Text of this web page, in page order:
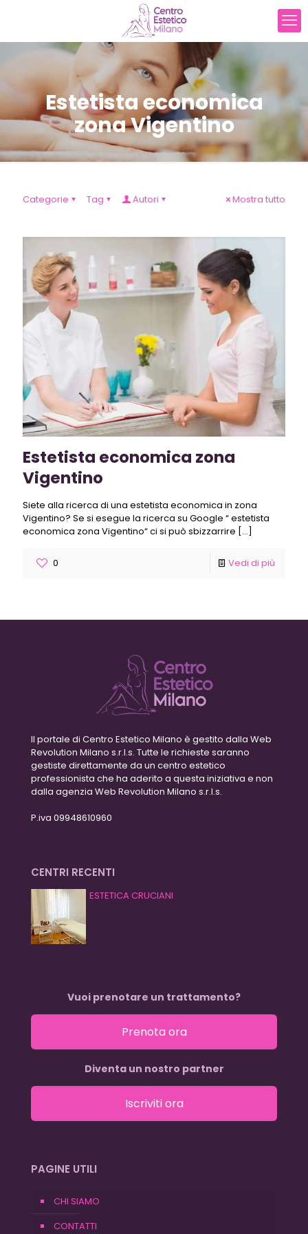
Estetista economica
zona Vigentino
Categorie Tag Autori Mostra tutto
Estetista economica zona
Vigentino
Siete alla ricerca di una estetista economica in zona
Vigentino? Se si esegue la ricerca su Google “ estetista
economica zona Vigentino“ ci si può sbizzarrire […]
0 Vedi di più
Il portale di Centro Estetico Milano è gestito dalla Web
Revolution Milano s.r.l.s. Tutte le richieste saranno
gestiste direttamente da un centro estetico
professionista che ha aderito a questa iniziativa e non
dalla agenzia Web Revolution Milano s.r.l.s.
P.iva 09948610960
CENTRI RECENTI
ESTETICA CRUCIANI
Vuoi prenotare un trattamento?
Prenota ora
Diventa un nostro partner
Iscriviti ora
PAGINE UTILI
CHI SIAMO
CONTATTI